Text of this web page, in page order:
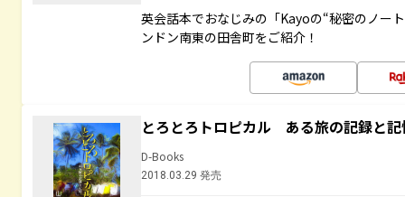
英会話本でおなじみの「Kayoの“秘密のノー
ンドン南東の田舎町をご紹介！
とろとろトロピカル ある旅の記録と
D-Books
2018.03.29 発売